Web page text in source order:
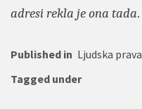
adresi rekla je ona tada.
Published in Ljudska prava
Tagged under